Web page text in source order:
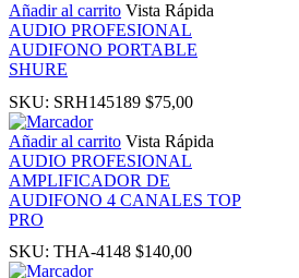
panel
panel
Panel
Añadir al carrito Vista Rápida
AUDIO PROFESIONAL
AUDIFONO PORTABLE
SHURE
SKU: SRH145189 $75,00
Añadir al carrito Vista Rápida
AUDIO PROFESIONAL
AMPLIFICADOR DE
AUDIFONO 4 CANALES TOP
PRO
SKU: THA-4148 $140,00